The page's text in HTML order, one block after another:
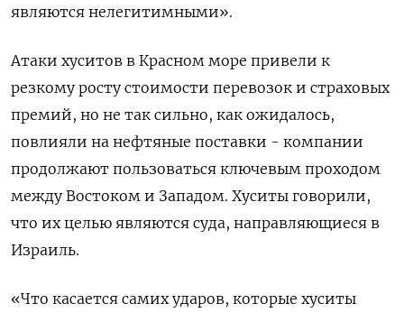
являются нелегитимными».
Атаки хуситов в Красном море привели к
резкому росту стоимости перевозок и страховых
премий, но не так сильно, как ожидалось,
повлияли на нефтяные поставки - компании
продолжают пользоваться ключевым проходом
между Востоком и Западом. Хуситы говорили,
что их целью являются суда, направляющиеся в
Израиль.
«Что касается самих ударов, которые хуситы